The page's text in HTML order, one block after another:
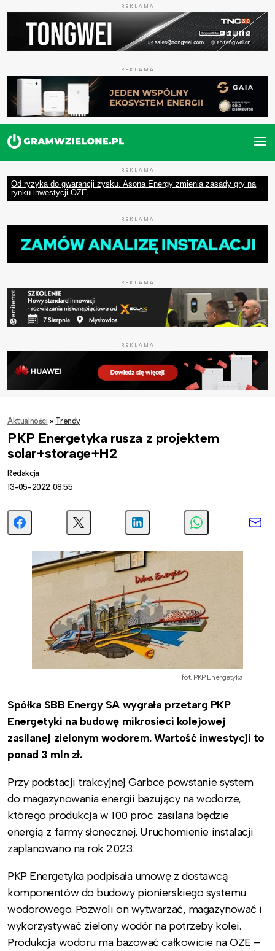
REKLAMA
REKLAMA
REKLAMA
Od ryzyka do gwarancji zysku. Asona Energy zmienia zasady gry na
rynku inwestycji OZE
REKLAMA
REKLAMA
REKLAMA
Aktualności » Trendy
PKP Energetyka rusza z projektem
solar+storage+H2
Redakcja
13-05-2022 08:55
fot. PKP Energetyka
Spółka SBB Energy SA wygrała przetarg PKP
Energetyki na budowę mikrosieci kolejowej
zasilanej zielonym wodorem. Wartość inwestycji to
ponad 3 mln zł.
Przy podstacji trakcyjnej Garbce powstanie system
do magazynowania energii bazujący na wodorze,
którego produkcja w 100 proc. zasilana będzie
energią z farmy słonecznej. Uruchomienie instalacji
zaplanowano na rok 2023.
PKP Energetyka podpisała umowę z dostawcą
komponentów do budowy pionierskiego systemu
wodorowego. Pozwoli on wytwarzać, magazynować i
wykorzystywać zielony wodór na potrzeby kolei.
Produkcja wodoru ma bazować całkowicie na OZE –